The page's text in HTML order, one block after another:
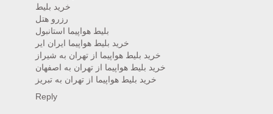
خرید بلیط
رزرو هتل
بلیط هواپیما استانبول
خرید بلیط هواپیما ایران ایر
خرید بلیط هواپیما از تهران به شیراز
خرید بلیط هواپیما از تهران به اصفهان
خرید بلیط هواپیما از تهران به تبریز
Reply